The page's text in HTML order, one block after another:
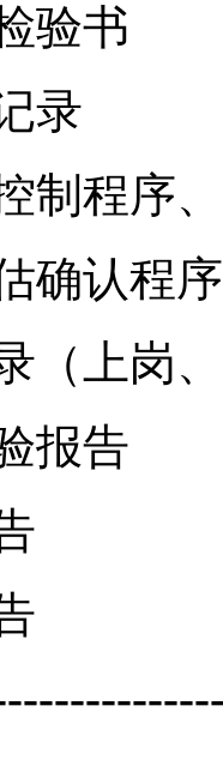
验书
录
制程序
确认程序
（上岗
报告